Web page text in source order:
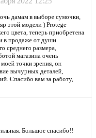
дамам в выборе сумочки,
этой модели ) Protege
цвета, теперь приобретена
в продаже от души
среднего размера,
магазина очень
точки зрения, он
вычурных деталей,
Спасибо вам за работу,
Большое спасибо!!